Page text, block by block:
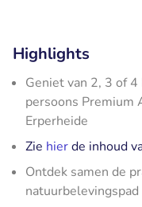
Highlights
Geniet van 2, 3 of
persoons Premium
Erperheide
Zie hierde inhoud
Ontdek samen de